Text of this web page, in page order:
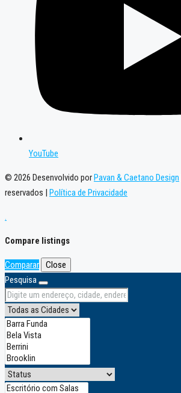
YouTube
© 2026 Desenvolvido porPavan & Caetano Design
reservados | Política de Privacidade
.
Compare listings
Comparar
Close
Pesquisa